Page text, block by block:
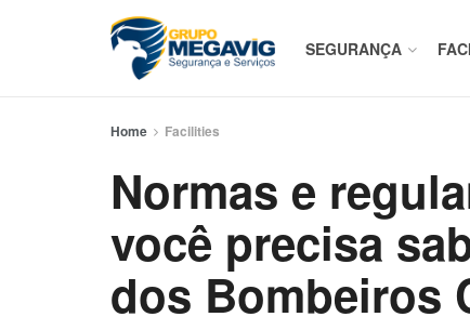
SEGURANÇA
Home Facilities
Normas e
você precisa
dos Bombeiros